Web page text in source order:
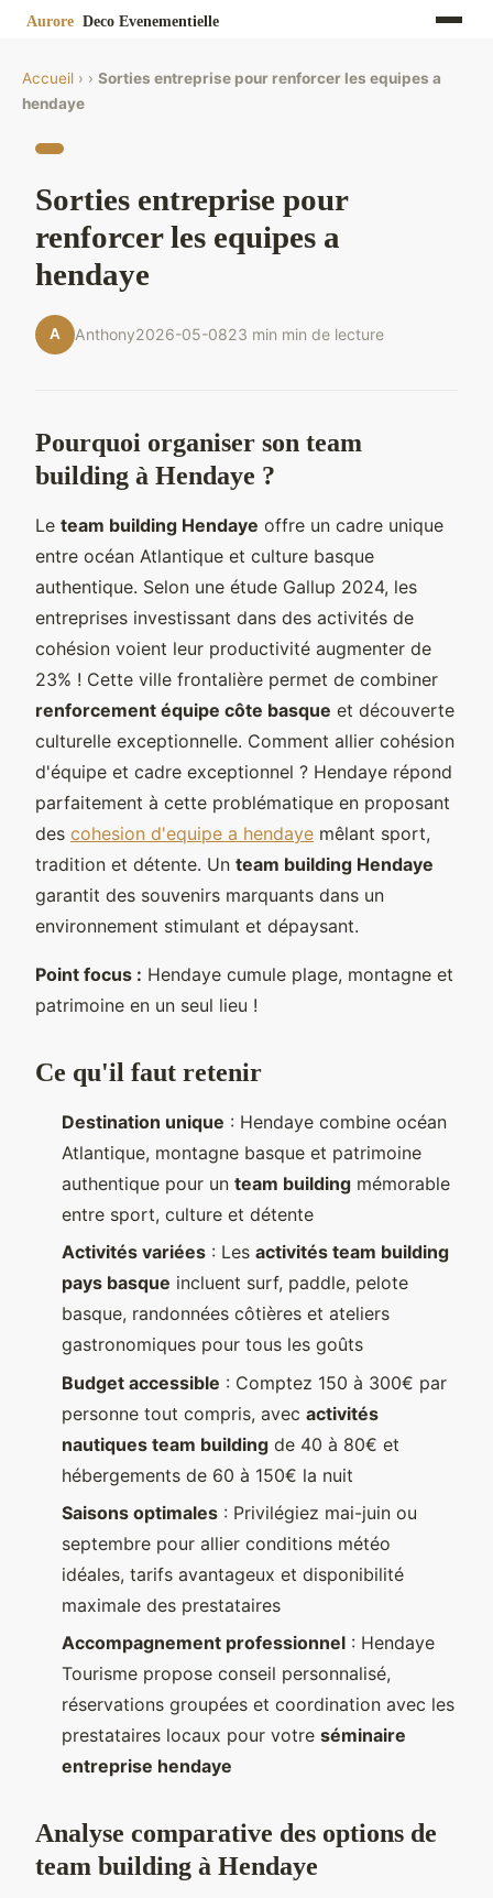
Accueil › › Sorties entreprise pour renforcer les equipes a
hendaye
Sorties entreprise pour
renforcer les equipes a
hendaye
A Anthony2026-05-0823 min min de lecture
Pourquoi organiser son team
building à Hendaye ?
Le team building Hendaye offre un cadre unique
entre océan Atlantique et culture basque
authentique. Selon une étude Gallup 2024, les
entreprises investissant dans des activités de
cohésion voient leur productivité augmenter de
23% ! Cette ville frontalière permet de combiner
renforcement équipe côte basque et découverte
culturelle exceptionnelle. Comment allier cohésion
d'équipe et cadre exceptionnel ? Hendaye répond
parfaitement à cette problématique en proposant
des cohesion d'equipe a hendaye mêlant sport,
tradition et détente. Un team building Hendaye
garantit des souvenirs marquants dans un
environnement stimulant et dépaysant.
Point focus : Hendaye cumule plage, montagne et
patrimoine en un seul lieu !
Ce qu'il faut retenir
Destination unique : Hendaye combine océan
Atlantique, montagne basque et patrimoine
authentique pour un team building mémorable
entre sport, culture et détente
Activités variées : Les activités team building
pays basque incluent surf, paddle, pelote
basque, randonnées côtières et ateliers
gastronomiques pour tous les goûts
Budget accessible : Comptez 150 à 300€ par
personne tout compris, avec activités
nautiques team building de 40 à 80€ et
hébergements de 60 à 150€ la nuit
Saisons optimales : Privilégiez mai-juin ou
septembre pour allier conditions météo
idéales, tarifs avantageux et disponibilité
maximale des prestataires
Accompagnement professionnel : Hendaye
Tourisme propose conseil personnalisé,
réservations groupées et coordination avec les
prestataires locaux pour votre séminaire
entreprise hendaye
Analyse comparative des options de
team building à Hendaye